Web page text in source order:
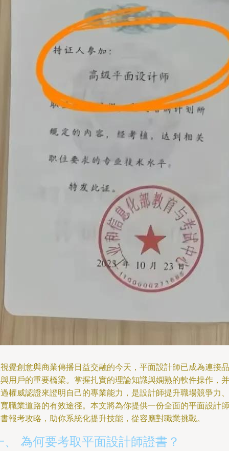
覺創意與商業傳播日益交融的今天，平面設計師已成為連接品
用戶的重要橋梁。掌握扎實的理論知識與嫻熟的軟件操作，并
權威認證來證明自己的專業能力，是設計師提升職場競爭力、
職業道路的有效途徑。本文將為你提供一份全面的平面設計師
報考攻略，助你系統化提升技能，從容應對職業挑戰。
、 為何要考取平面設計師證書？